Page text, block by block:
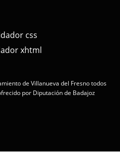
de Villanueva del Fresno todos
por Diputación de Badajoz